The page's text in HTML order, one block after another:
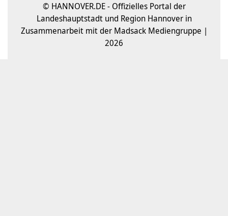
© HANNOVER.DE - Offizielles Portal der
Landeshauptstadt und Region Hannover in
Zusammenarbeit mit der Madsack Mediengruppe |
2026